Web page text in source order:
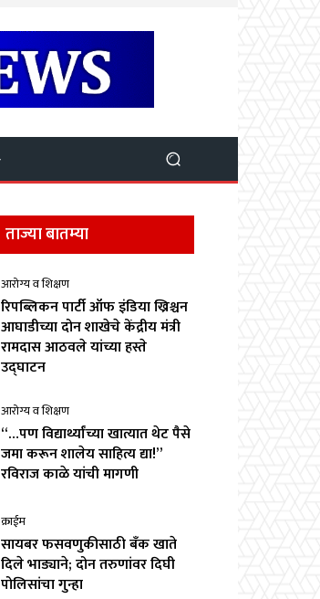
ताज्या बातम्या
आरोग्य व शिक्षण
रिपब्लिकन पार्टी ऑफ इंडिया ख्रिश्चन
आघाडीच्या दोन शाखेचे केंद्रीय मंत्री
रामदास आठवले यांच्या हस्ते
उद्घाटन
आरोग्य व शिक्षण
“…पण विद्यार्थ्यांच्या खात्यात थेट पैसे
जमा करून शालेय साहित्य द्या!”
रविराज काळे यांची मागणी
क्राईम
सायबर फसवणुकीसाठी बँक खाते
दिले भाड्याने; दोन तरुणांवर दिघी
पोलिसांचा गुन्हा